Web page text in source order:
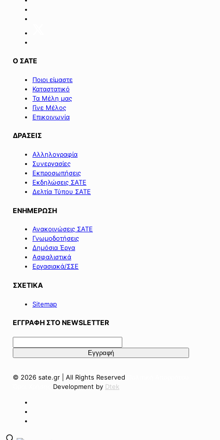
Ο ΣΑΤΕ
Ποιοι είμαστε
Καταστατικό
Τα Μέλη μας
Γίνε Μέλος
Επικοινωνία
ΔΡΑΣΕΙΣ
Αλληλογραφία
Συνεργασίες
Εκπροσωπήσεις
Εκδηλώσεις ΣΑΤΕ
Δελτία Τύπου ΣΑΤΕ
ΕΝΗΜΕΡΩΣΗ
Ανακοινώσεις ΣΑΤΕ
Γνωμοδοτήσεις
Δημόσια Έργα
Ασφαλιστικά
Εργασιακά/ΣΣΕ
ΣΧΕΤΙΚΑ
Sitemap
ΕΓΓΡΑΦΗ ΣΤΟ NEWSLETTER
© 2026 sate.gr | All Rights Reserved
Development by Dtek